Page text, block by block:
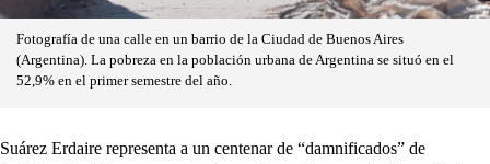
Fotografía de una calle en un barrio de la Ciudad de Buenos Aires
(Argentina). La pobreza en la población urbana de Argentina se situó en el
52,9% en el primer semestre del año.
Suárez Erdaire representa a un centenar de “damnificados” de